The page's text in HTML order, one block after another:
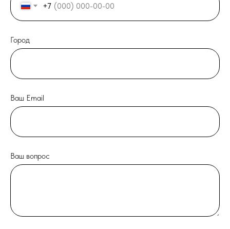
+7
Город
Ваш Email
Ваш вопрос